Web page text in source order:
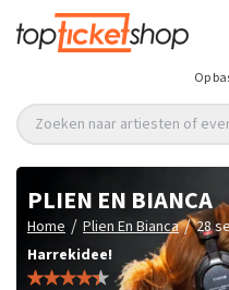
Op
Zoeken naar artiesten of
PLIEN EN BIANCA
Home / Plien En Bianca / 28
Harrekidee!